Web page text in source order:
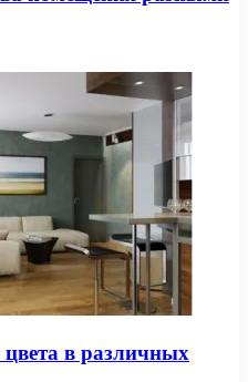
в различных